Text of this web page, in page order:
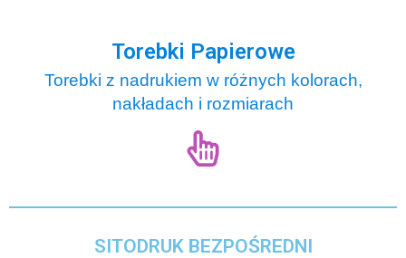
Torebki Papierowe
Torebki z nadrukiem w różnych kolorach,
nakładach i rozmiarach
SITODRUK BEZPOŚREDNI